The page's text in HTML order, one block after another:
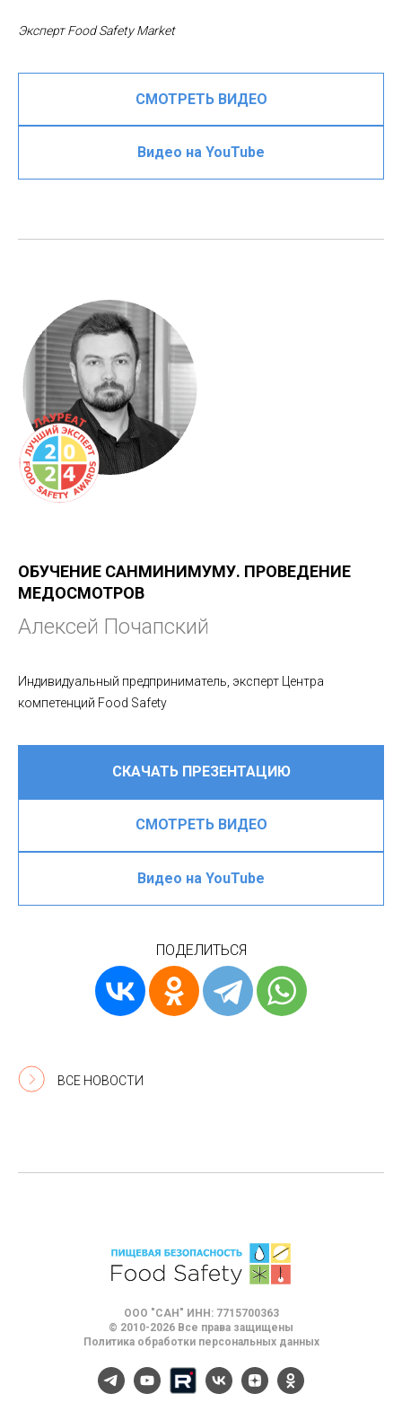
Эксперт Food Safety Market
СМОТРЕТЬ ВИДЕО
Видео на YouTube
ОБУЧЕНИЕ САНМИНИМУМУ. ПРОВЕДЕНИЕ
МЕДОСМОТРОВ
Алексей Почапский
Индивидуальный предприниматель, эксперт Центра
компетенций Food Safety
СКАЧАТЬ ПРЕЗЕНТАЦИЮ
СМОТРЕТЬ ВИДЕО
Видео на YouTube
ПОДЕЛИТЬСЯ
ВСЕ НОВОСТИ
ООО "САН" ИНН: 7715700363
© 2010-2026 Все права защищены
Политика обработки персональных данных